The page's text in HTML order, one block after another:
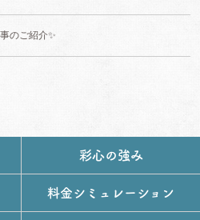
のご紹介✨
彩心の強み
料金シミュレーション